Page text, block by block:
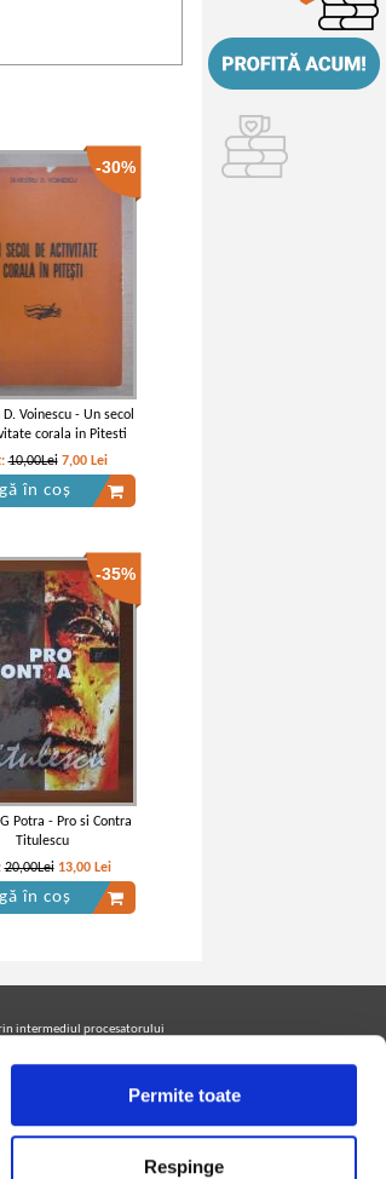
Permite toate
Respinge
-30%
Voinescu - Un secol
corala in Pitesti
10,00Lei 7,00 Lei
în coș
-35%
Potra - Pro si Contra
Titulescu
20,00Lei 13,00 Lei
în coș
intermediul procesatorului
pentru a fi la curent cu